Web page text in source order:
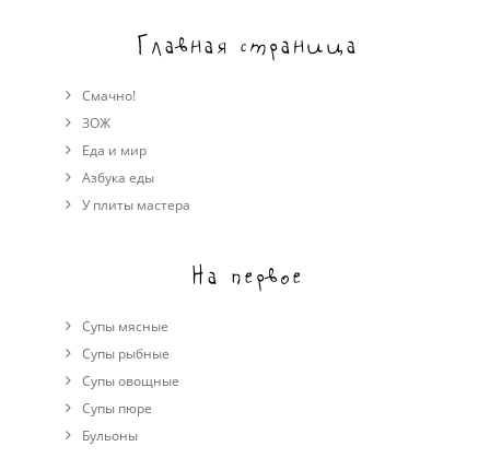
Главная страница
Смачно!
ЗОЖ
Еда и мир
Азбука еды
У плиты мастера
На первое
Супы мясные
Супы рыбные
Супы овощные
Cупы пюре
Бульоны